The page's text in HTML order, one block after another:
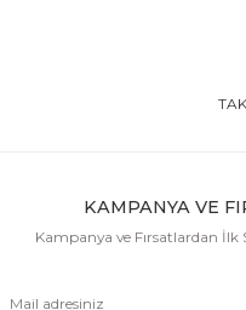
KAMPANYA VE
Kampanya ve Fırsatlardan